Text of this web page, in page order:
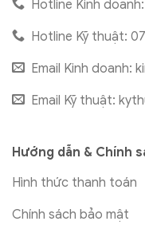
Hotline Kinh
Hotline Kỹ thuật:
Email Kinh doanh:
Email Kỹ thuật:
Hướng dẫn & Chính
Hình thức thanh toán
Chính sách bảo mật